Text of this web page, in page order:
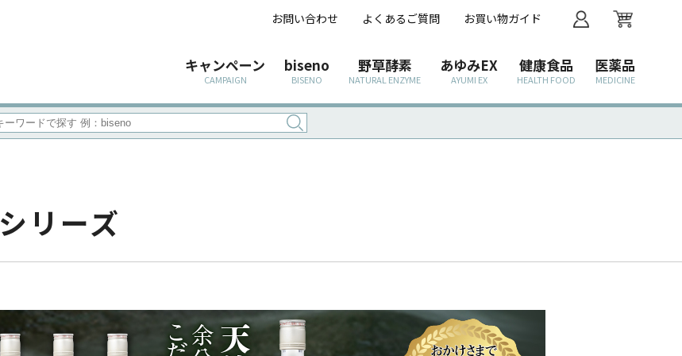
キャンペーン
CAMPAIGN
biseno
BISENO
野草酵素
NATURAL ENZYME
あゆみEX
AYUMI EX
健康食品
HEALTH FOOD
医薬品
MEDICINE
お問い合わせ よくあるご質問 お買い物ガイド
シリーズ